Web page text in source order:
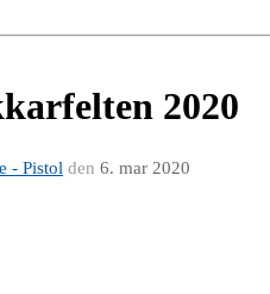
2020
- Pistol den 6. mar 2020